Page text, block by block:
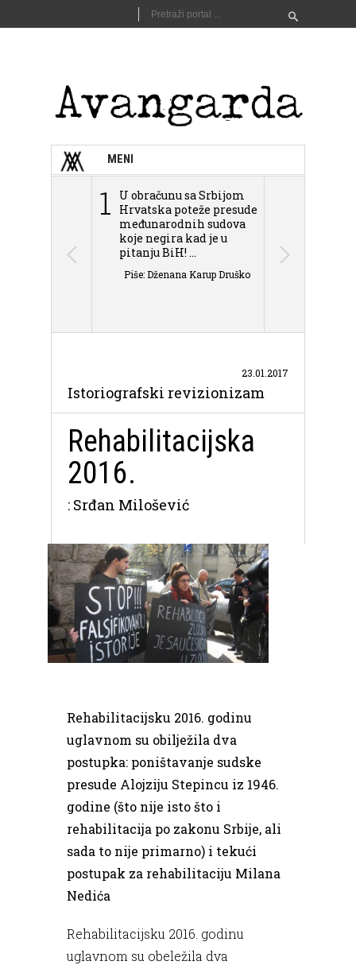
MENI
1
U obračunu sa Srbijom
Hrvatska poteže presude
međunarodnih sudova
koje negira kad je u
pitanju BiH! ...
Piše: Dženana Karup Druško
Istoriografski revizionizam
23.01.2017
Rehabilitacijska
2016.
: Srđan Milošević
Rehabilitacijsku 2016. godinu
uglavnom su obilježila dva
postupka: poništavanje sudske
presude Alojziju Stepincu iz 1946.
godine (što nije isto što i
rehabilitacija po zakonu Srbije, ali
sada to nije primarno) i tekući
postupak za rehabilitaciju Milana
Nedića
Rehabilitacijsku 2016. godinu
uglavnom su obeležila dva